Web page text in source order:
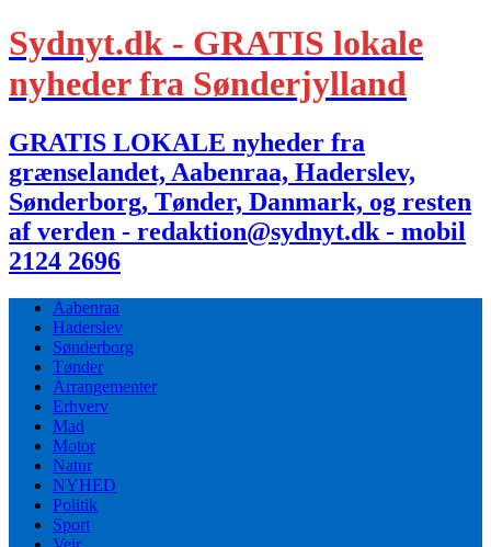
Sydnyt.dk - GRATIS lokale
nyheder fra Sønderjylland
GRATIS LOKALE nyheder fra
grænselandet, Aabenraa, Haderslev,
Sønderborg, Tønder, Danmark, og resten
af verden - redaktion@sydnyt.dk - mobil
2124 2696
Aabenraa
Haderslev
Sønderborg
Tønder
Arrangementer
Erhverv
Mad
Motor
Natur
NYHED
Politik
Sport